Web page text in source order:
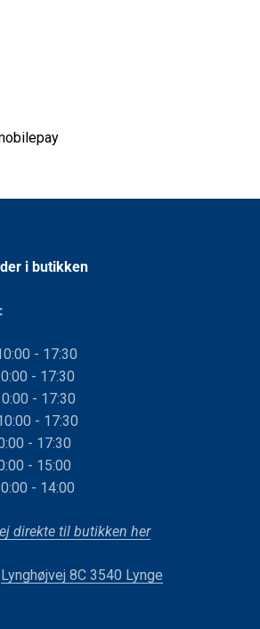
i butikken
- 17:30
- 17:30
- 17:30
- 17:30
- 17:30
- 15:00
- 14:00
direkte til butikken her
Lynghøjvej 8C 3540 Lynge